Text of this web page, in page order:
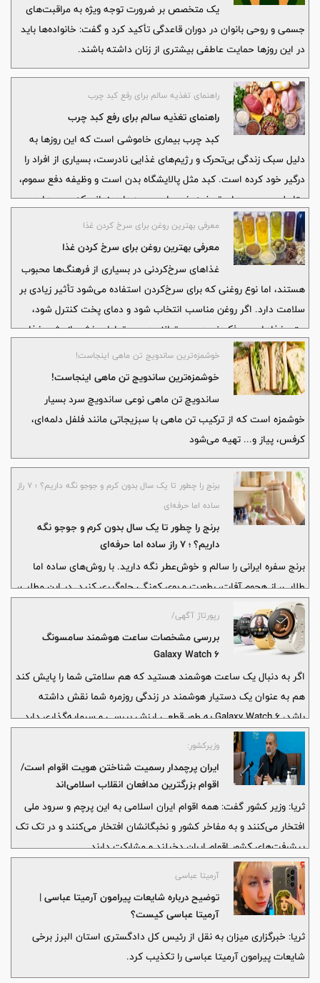
یک متخصص بر ضرورت توجه ویژه به مراقبت‌های
جسمی و روحی بانوان در دوران قاعدگی تأکید کرد و گفت: خانواده‌ها باید
در این روزها حمایت عاطفی بیشتری از زنان داشته باشند.
راهنمای تغذیه سالم برای رفع کبد چرب
راهنمای تغذیه سالم برای رفع کبد چرب
کبد چرب بیماری خاموشی است که این روزها به
دلیل سبک زندگی بی‌تحرک و رژیم‌های غذایی نادرست، بسیاری از افراد را
درگیر خود کرده است. کبد مثل پالایشگاه بدن است و وظیفه دفع سموم،
متابولیسم چربی‌ها و تصفیه خون را بر عهده دارد. زمانی که چربی‌ها در
بافت این عضو حیاتی رسوب کنند، عملکرد آن مختل می‌شود
معرفی بهترین روغن برای سرخ کردن غذا
معرفی بهترین روغن برای سرخ کردن غذا
غذاهای سرخ‌کردنی در بسیاری از فرهنگ‌ها محبوب
هستند، اما نوع روغنی که برای سرخ‌کردن استفاده می‌شود تأثیر زیادی بر
سلامت دارد. اگر روغن مناسب انتخاب شود و دمای پخت کنترل شود،
حتی غذاهای سرخ‌کردنی هم می‌توانند در حد تعادل بخشی از رژیم غذایی
باشند.
خوشمزه‌ترین ساندویج تن ماهی اینجاست!
خوشمزه‌ترین ساندویج تن ماهی اینجاست!
ساندویچ تن ماهی نوعی ساندویچ سرد بسیار
خوشمزه است که از ترکیب تن ماهی با سبزیجاتی مانند فلفل دلمه‌ای،
کرفس، پیاز و... تهیه می‌شود
برنج را چطور تا یک سال بدون کرم و جوجو نگه داریم؟ ؛ ۷ راز
ساده اما حرفه‌ای
برنج را چطور تا یک سال بدون کرم و جوجو نگه
داریم؟ ؛ ۷ راز ساده اما حرفه‌ای
برنج سفره ایرانی را سالم و خوش‌عطر نگه دارید. با روش‌های ساده اما
طلایی، از هجوم آفات، رطوبت و بوی کهنگی جلوگیری کنید. در این مطلب،
به شما می‌گوییم چطور برنج را ماه‌ها تازه و بدون کرم یا جوجو نگهداری
کنید.
رپورتاژ آگهی/
بررسی مشخصات ساعت هوشمند سامسونگ
Galaxy Watch 6
اگر به دنبال یک ساعت هوشمند هستید که هم سلامتی شما را پایش کند
هم به عنوان یک دستیار هوشمند در زندگی روزمره شما نقش داشته
باشد، Galaxy Watch 6 به طور قطعی ارزش بررسی و سرمایه‌گذاری دارد.
وزیرکشور:
ایران پرچمدار رسمیت شناختن هویت اقوام است/
اقوام بزرگترین مدافعان انقلاب اسلامی‌اند
ثریا: وزیر کشور گفت: همه اقوام ایران اسلامی به این پرچم و سرود ملی
افتخار می‌کنند و به مفاخر کشور و نخبگانشان افتخار می‌کنند و در تک تک
پیشرفت‌های کشور اقوام ایران دخیلند و مشارکت دارند.
آرمیتا عباسی
توضیح درباره شایعات پیرامون آرمیتا عباسی |
آرمیتا عباسی کیست؟
ثریا: خبرگزاری میزان به نقل از رئیس کل دادگستری استان البرز برخی
شایعات پیرامون آرمیتا عباسی را تکذیب کرد.